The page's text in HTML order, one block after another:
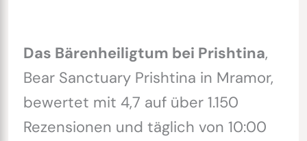
Das Bärenheiligtum bei Prishtina,
Bear Sanctuary Prishtina in Mramor,
bewertet mit 4,7 auf über 1.150
Rezensionen und täglich von 10:00